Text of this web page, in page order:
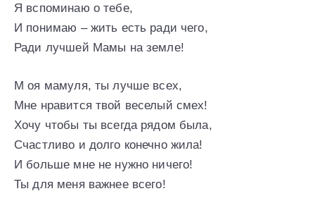
Я вспоминаю о тебе,
И понимаю – жить есть ради чего,
Ради лучшей Мамы на земле!
М оя мамуля, ты лучше всех,
Мне нравится твой веселый смех!
Хочу чтобы ты всегда рядом была,
Счастливо и долго конечно жила!
И больше мне не нужно ничего!
Ты для меня важнее всего!